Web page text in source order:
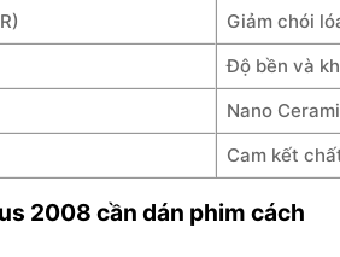
Giảm chói
Độ bền và
Nano
Cam kết
2008 cần dán phim cách